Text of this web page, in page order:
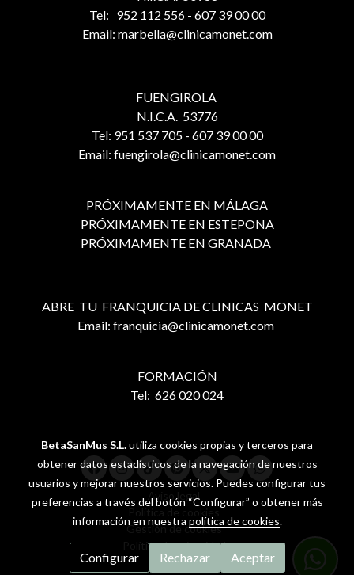
Tel: 952 112 556 - 607 39 00 00
Email: marbella@clinicamonet.com
FUENGIROLA
N.I.C.A. 53776
Tel: 951 537 705 - 607 39 00 00
Email: fuengirola@clinicamonet.com
PRÓXIMAMENTE EN MÁLAGA
PRÓXIMAMENTE EN ESTEPONA
PRÓXIMAMENTE EN GRANADA
ABRE TU FRANQUICIA DE CLINICAS MONET
Email: franquicia@clinicamonet.com
FORMACIÓN
Tel: 626 020 024
Aviso legal
Gestión de cookies
Política de privacidad
BetaSanMus S.L.utiliza cookies propias y terceros para
obtener datos estadísticos de la navegación de nuestros
usuarios y mejorar nuestros servicios. Puedes configurar tus
preferencias a través del botón “Configurar” o obtener más
información en nuestra política de cookies.
Configurar Rechazar Aceptar